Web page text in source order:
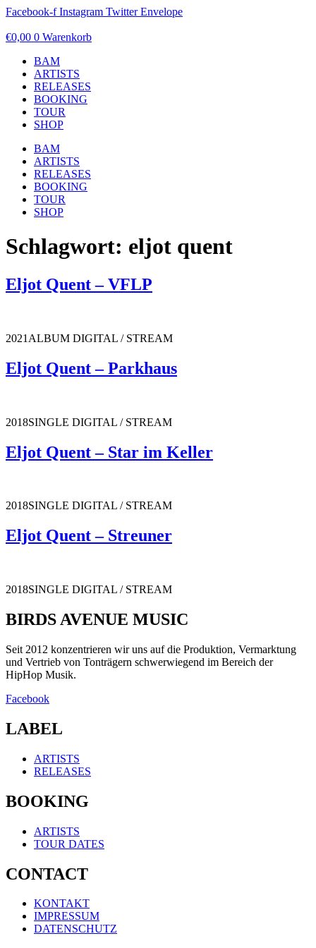
Zum
springen
Facebook-f Instagram Twitter Envelope
€0,00 0 Warenkorb
BAM
ARTISTS
RELEASES
BOOKING
TOUR
SHOP
BAM
ARTISTS
RELEASES
BOOKING
TOUR
SHOP
Schlagwort: eljot quent
Eljot Quent – VFLP
2021ALBUM DIGITAL / STREAM
Eljot Quent – Parkhaus
2018SINGLE DIGITAL / STREAM
Eljot Quent – Star im Keller
2018SINGLE DIGITAL / STREAM
Eljot Quent – Streuner
2018SINGLE DIGITAL / STREAM
BIRDS AVENUE MUSIC
Seit 2012 konzentrieren wir uns auf die Produktion, Vermarktung
und Vertrieb von Tonträgern schwerwiegend im Bereich der
HipHop Musik.
Facebook
LABEL
ARTISTS
RELEASES
BOOKING
ARTISTS
TOUR DATES
CONTACT
KONTAKT
IMPRESSUM
DATENSCHUTZ